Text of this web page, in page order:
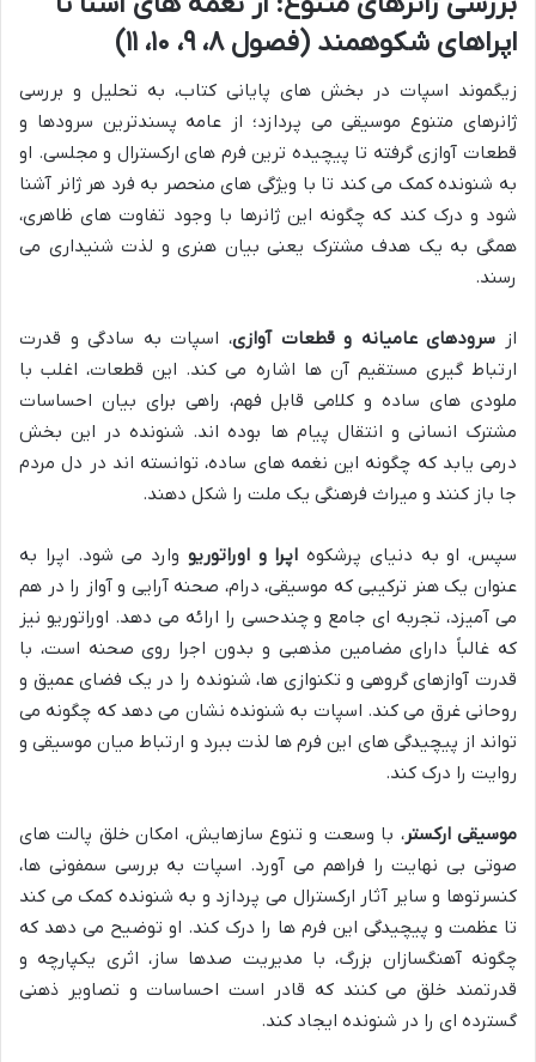
اپراهای شکوهمند (فصول ۸، ۹، ۱۰، ۱۱)
زیگموند اسپات در بخش های پایانی کتاب، به تحلیل و بررسی
ژانرهای متنوع موسیقی می پردازد؛ از عامه پسندترین سرودها و
قطعات آوازی گرفته تا پیچیده ترین فرم های ارکسترال و مجلسی. او
به شنونده کمک می کند تا با ویژگی های منحصر به فرد هر ژانر آشنا
شود و درک کند که چگونه این ژانرها با وجود تفاوت های ظاهری،
همگی به یک هدف مشترک یعنی بیان هنری و لذت شنیداری می
رسند.
از سرودهای عامیانه و قطعات آوازی، اسپات به سادگی و قدرت
ارتباط گیری مستقیم آن ها اشاره می کند. این قطعات، اغلب با
ملودی های ساده و کلامی قابل فهم، راهی برای بیان احساسات
مشترک انسانی و انتقال پیام ها بوده اند. شنونده در این بخش
درمی یابد که چگونه این نغمه های ساده، توانسته اند در دل مردم
جا باز کنند و میراث فرهنگی یک ملت را شکل دهند.
سپس، او به دنیای پرشکوه اپرا و اوراتوریو وارد می شود. اپرا به
عنوان یک هنر ترکیبی که موسیقی، درام، صحنه آرایی و آواز را در هم
می آمیزد، تجربه ای جامع و چندحسی را ارائه می دهد. اوراتوریو نیز
که غالباً دارای مضامین مذهبی و بدون اجرا روی صحنه است، با
قدرت آوازهای گروهی و تکنوازی ها، شنونده را در یک فضای عمیق و
روحانی غرق می کند. اسپات به شنونده نشان می دهد که چگونه می
تواند از پیچیدگی های این فرم ها لذت ببرد و ارتباط میان موسیقی و
روایت را درک کند.
موسیقی ارکستر، با وسعت و تنوع سازهایش، امکان خلق پالت های
صوتی بی نهایت را فراهم می آورد. اسپات به بررسی سمفونی ها،
کنسرتوها و سایر آثار ارکسترال می پردازد و به شنونده کمک می کند
تا عظمت و پیچیدگی این فرم ها را درک کند. او توضیح می دهد که
چگونه آهنگسازان بزرگ، با مدیریت صدها ساز، اثری یکپارچه و
قدرتمند خلق می کنند که قادر است احساسات و تصاویر ذهنی
گسترده ای را در شنونده ایجاد کند.